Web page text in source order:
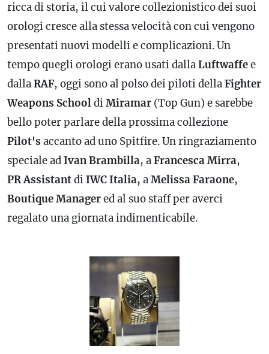
ricca di storia, il cui valore collezionistico dei suoi
orologi cresce alla stessa velocità con cui vengono
presentati nuovi modelli e complicazioni. Un
tempo quegli orologi erano usati dallaLuftwaffee
dallaRAF, oggi sono al polso dei piloti dellaFighter
Weapons SchooldiMiramar (Top Gun) e sarebbe
bello poter parlare della prossima collezione
Pilot's accanto ad uno Spitfire. Un ringraziamento
speciale adIvanBrambilla, aFrancescaMirra,
PRAssistantdiIWCItalia, aMelissa Faraone,
BoutiqueManagered al suo staff per averci
regalato una giornata indimenticabile.